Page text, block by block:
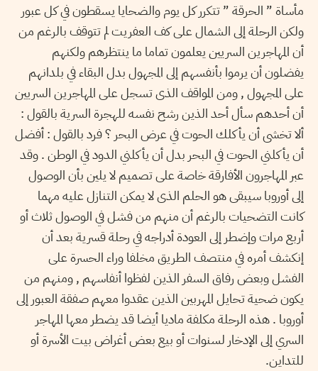
مأساة ” الحرقة ” تتكرر كل يوم والضحايا يسقطون في كل عبور
ولكن الرحلة إلى الشمال على كف العفريت لم تتوقف بالرغم من
أن المهاجرين السريين يعلمون تماما ما ينتظرهم ولكنهم
يفضلون أن يرموا بأنفسهم إلى المجهول بدل البقاء في بلدانهم
على المجهول , ومن المواقف الذى تسجل على المهاجرين السريين
أن أحدهم سأل أحد الذين رشح نفسه للهجرة السرية بالقول :
ألا تخشى أن يأكلك الحوت في عرض البحر ؟ فرد بالقول : أفضل
أن يأكلني الحوت في البحر بدل أن يأكلني الدود في الوطن . وقد
عبر المهاجرون الأفارقة خاصة على تصميم لا يلين بأن الوصول
إلى أوروبا سيبقى هو الحلم الذى لا يمكن التنازل عليه مهما
كانت التضحيات بالرغم أن منهم من فشل في الوصول ثلاث أو
أربع مرات وإضطر إلى العودة أدراجه في رحلة قسرية بعد أن
إنكشف أمره في منتصف الطريق مخلفا وراء الحسرة على
الفشل وبعض رفاق السفر الذين لفظوا أنفاسهم , ومنهم من
يكون ضحية تحايل المهربين الذين عقدوا معهم صفقة العبور إلى
أوروبا . هذه الرحلة مكلفة ماديا أيضا قد يضطر معها المهاجر
السري إلى الإدخار لسنوات أو بيع بعض أغراض بيت الأسرة أو
للتداين.